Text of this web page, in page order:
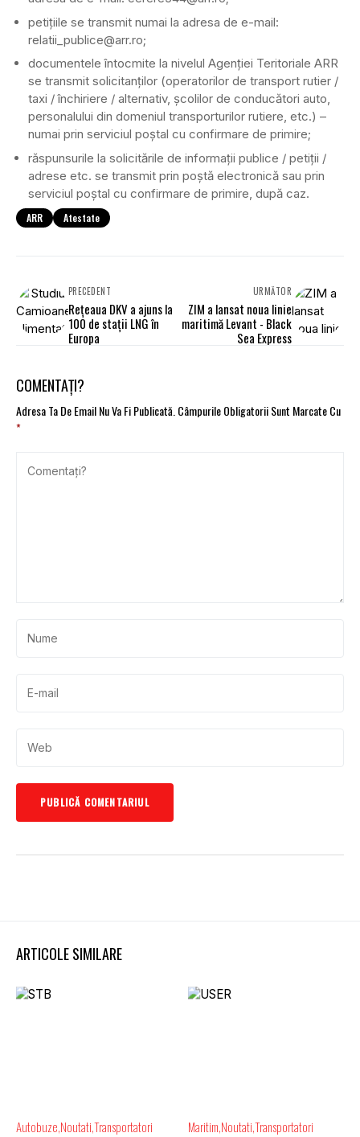
petițiile se transmit numai la adresa de e-mail:
relatii_publice@arr.ro;
documentele întocmite la nivelul Agenției Teritoriale ARR
se transmit solicitanților (operatorilor de transport rutier /
taxi / închiriere / alternativ, școlilor de conducători auto,
personalului din domeniul transporturilor rutiere, etc.) –
numai prin serviciul poștal cu confirmare de primire;
răspunsurile la solicitările de informații publice / petiții /
adrese etc. se transmit prin poștă electronică sau prin
serviciul poștal cu confirmare de primire, după caz.
ARR Atestate
PRECEDENT
Rețeaua DKV a ajuns la
100 de stații LNG în
Europa
URMĂTOR
ZIM a lansat noua linie
maritimă Levant - Black
Sea Express
COMENTAȚI?
Adresa Ta De Email Nu Va Fi Publicată. Câmpurile Obligatorii Sunt Marcate Cu
*
ARTICOLE SIMILARE
Autobuze NoutatiTransportatori Maritim NoutatiTransportatori